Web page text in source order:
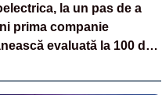
la un pas de a
prima companie
evaluată la 100 de